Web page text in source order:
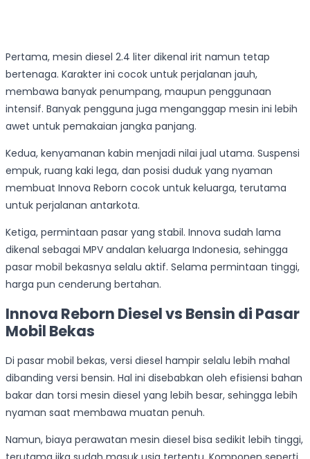
Pertama, mesin diesel 2.4 liter dikenal irit namun tetap
bertenaga. Karakter ini cocok untuk perjalanan jauh,
membawa banyak penumpang, maupun penggunaan
intensif. Banyak pengguna juga menganggap mesin ini lebih
awet untuk pemakaian jangka panjang.
Kedua, kenyamanan kabin menjadi nilai jual utama. Suspensi
empuk, ruang kaki lega, dan posisi duduk yang nyaman
membuat Innova Reborn cocok untuk keluarga, terutama
untuk perjalanan antarkota.
Ketiga, permintaan pasar yang stabil. Innova sudah lama
dikenal sebagai MPV andalan keluarga Indonesia, sehingga
pasar mobil bekasnya selalu aktif. Selama permintaan tinggi,
harga pun cenderung bertahan.
Innova Reborn Diesel vs Bensin di Pasar
Mobil Bekas
Di pasar mobil bekas, versi diesel hampir selalu lebih mahal
dibanding versi bensin. Hal ini disebabkan oleh efisiensi bahan
bakar dan torsi mesin diesel yang lebih besar, sehingga lebih
nyaman saat membawa muatan penuh.
Namun, biaya perawatan mesin diesel bisa sedikit lebih tinggi,